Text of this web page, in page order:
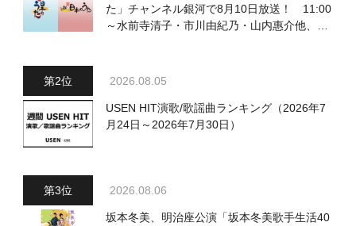
た」チャンネル銀河で8月10日放送！ 11:00
～水前寺清子・市川由紀乃・山内惠介他、
2026.08.05
USEN HIT演歌/歌謡曲ランキング（2026年7
月24日～2026年7月30日）
2026.08.06
坂本冬美、明治座公演「坂本冬美歌手生活40